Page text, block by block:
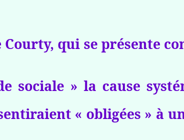
Courty, qui se présente
sociale » la cause
« obligées » à